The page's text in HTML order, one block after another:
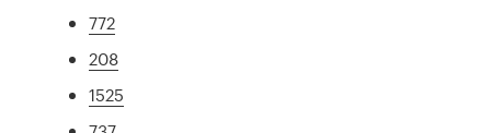
772
208
1525